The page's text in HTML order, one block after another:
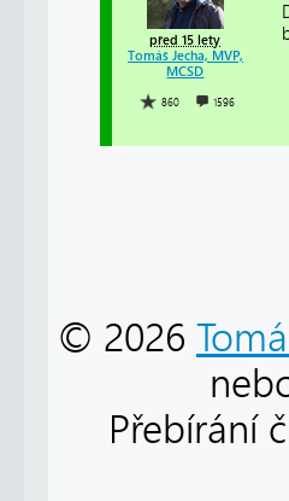
před 15 lety
Tomáš Jecha, MVP,
MCSD
860 1596
© 2026
Přebírání